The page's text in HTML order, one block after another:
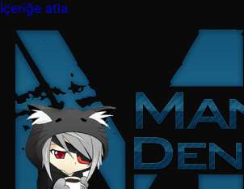
İçeriğe atla